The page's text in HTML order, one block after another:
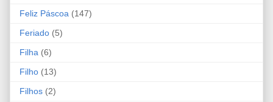
Feliz Páscoa (147)
Feriado (5)
Filha (6)
Filho (13)
Filhos (2)